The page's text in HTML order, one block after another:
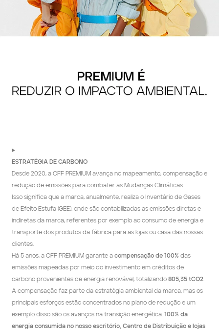
ESTRATÉGIA DE CARBONO
Desde 2020, a OFF PREMIUM avança no mapeamento, compensação e
redução de emissões para combater as Mudanças Climáticas.
Isso significa que a marca, anualmente, realiza o Inventário de Gases
de Efeito Estufa (GEE), onde são contabilizadas as emissões diretas e
indiretas da marca, referentes por exemplo ao consumo de energia e
transporte dos produtos da fábrica para as lojas ou casa das nossas
clientes.
Há 5 anos, a OFF PREMIUM garante a compensação de 100% das
emissões mapeadas por meio do investimento em créditos de
carbono provenientes de energia renovável, totalizando 805,35 tCO2.
A compensação faz parte da estratégia ambiental da marca, mas os
principais esforços estão concentrados no plano de redução e um
exemplo disso são os avanços na transição energética. 100% da
energia consumida no nosso escritório, Centro de Distribuição e lojas